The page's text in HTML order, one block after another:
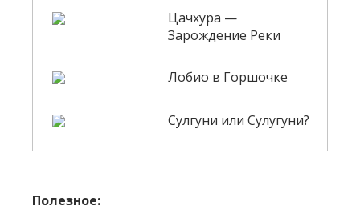
Цачхура —
Зарождение Реки
Лобио в Горшочке
Сулгуни или Сулугуни?
Полезное: